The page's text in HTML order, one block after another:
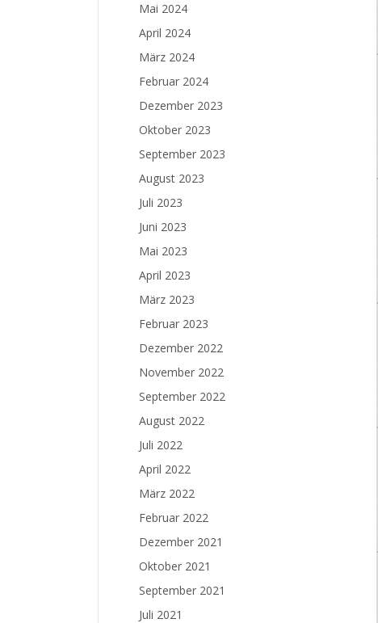
Mai 2024
April 2024
März 2024
Februar 2024
Dezember 2023
Oktober 2023
September 2023
August 2023
Juli 2023
Juni 2023
Mai 2023
April 2023
März 2023
Februar 2023
Dezember 2022
November 2022
September 2022
August 2022
Juli 2022
April 2022
März 2022
Februar 2022
Dezember 2021
Oktober 2021
September 2021
Juli 2021